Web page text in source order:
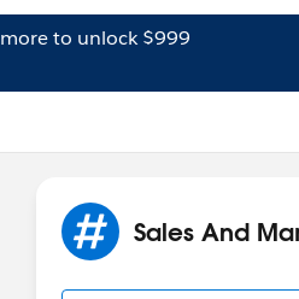
to unlock $999
Sales And